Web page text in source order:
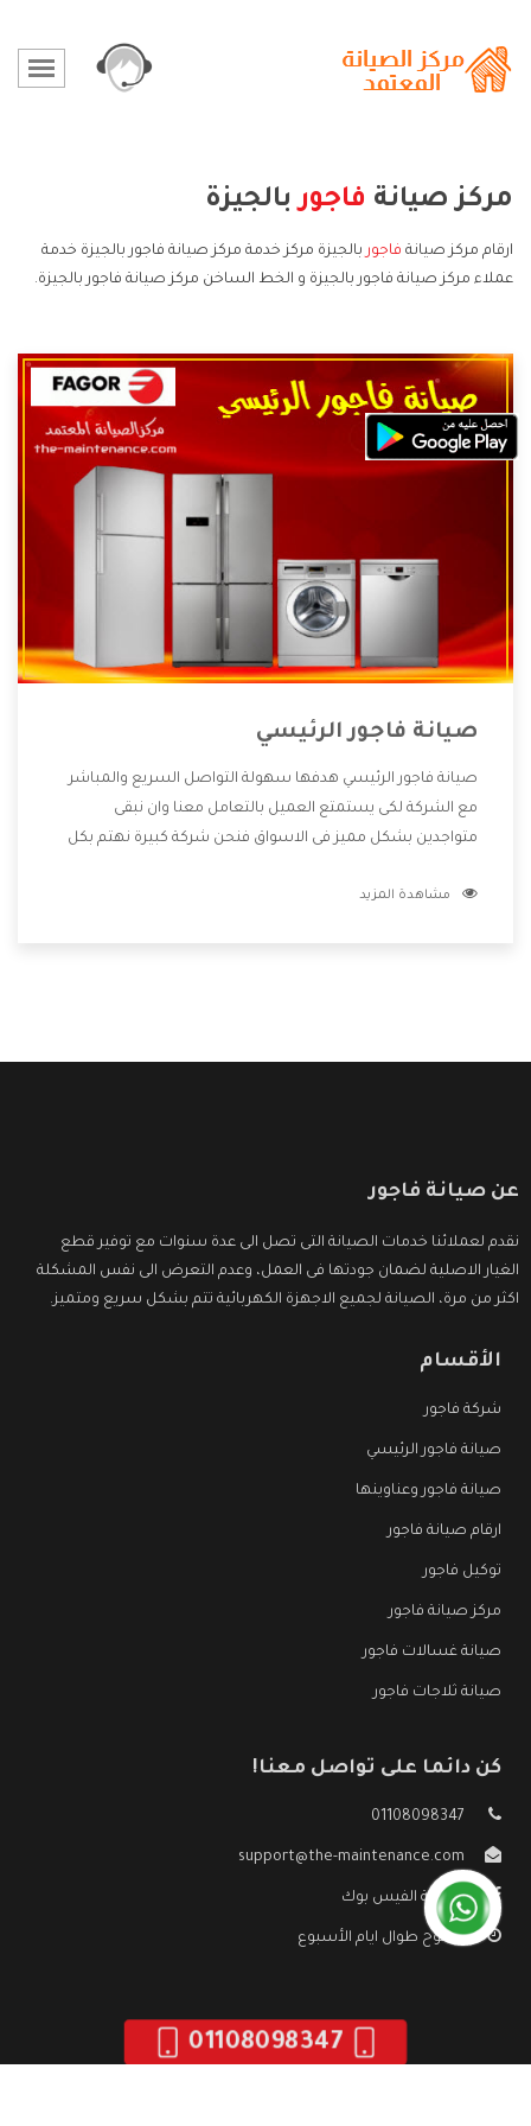
مركز صيانة فاجوربالجيزة
ارقام مركز صيانة فاجور بالجيزة مركز خدمة مركز صيانة فاجور بالجيزة خدمة
عملاء مركز صيانة فاجور بالجيزة و الخط الساخن مركز صيانة فاجور بالجيزة.
صيانة فاجور الرئيسي
صيانة فاجور الرئيسي هدفها سهولة التواصل السريع والمباشر
مع الشركة لكى يستمتع العميل بالتعامل معنا وان نبقى
متواجدين بشكل مميز فى الاسواق فنحن شركة كبيرة نهتم بكل
الشركة بها والتى تكون منها خدمة الصيانة التى تكون من أهم
مشاهدة المزيد
عن صيانة فاجور
نقدم لعملائنا خدمات الصيانة التى تصل الى عدة سنوات مع توفير قطع
الغيار الاصلية لضمان جودتها فى العمل، وعدم التعرض الى نفس المشكلة
اكثر من مرة، الصيانة لجميع الاجهزة الكهربائية تتم بشكل سريع ومتميز.
الأقسام
شركة فاجور
صيانة فاجور الرئيسي
صيانة فاجور وعناوينها
ارقام صيانة فاجور
توكيل فاجور
مركز صيانة فاجور
صيانة غسالات فاجور
صيانة ثلاجات فاجور
كن دائما على تواصل معنا!
01108098347
support@the-maintenance.com
صفحة الفيس بوك
مفتوح طوال ايام الأسبوع
01108098347